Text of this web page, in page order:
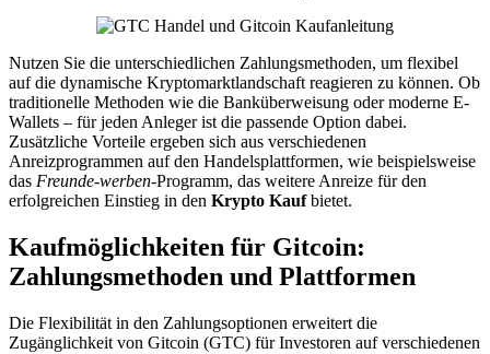
Nutzen Sie die unterschiedlichen Zahlungsmethoden, um flexibel
auf die dynamische Kryptomarktlandschaft reagieren zu können. Ob
traditionelle Methoden wie die Banküberweisung oder moderne E-
Wallets – für jeden Anleger ist die passende Option dabei.
Zusätzliche Vorteile ergeben sich aus verschiedenen
Anreizprogrammen auf den Handelsplattformen, wie beispielsweise
das Freunde-werben-Programm, das weitere Anreize für den
erfolgreichen Einstieg in den Krypto Kaufbietet.
Kaufmöglichkeiten für Gitcoin:
Zahlungsmethoden und Plattformen
Die Flexibilität in den Zahlungsoptionen erweitert die
Zugänglichkeit von Gitcoin (GTC) für Investoren auf verschiedenen